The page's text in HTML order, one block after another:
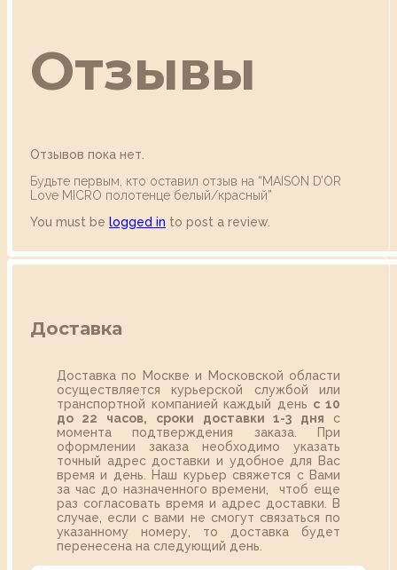
Отзывы
Отзывов пока нет.
Будьте первым, кто оставил отзыв на “MAISON D’OR
Love MICRO полотенце белый/красный”
You must be logged in to post a review.
Доставка
Доставка по Москве и Московской области
осуществляется курьерской службой или
транспортной компанией каждый день с 10
до 22 часов,
сроки доставки 1-3 дня с
момента подтверждения заказа. При
оформлении заказа необходимо указать
точный адрес доставки и удобное для Вас
время и день. Наш курьер свяжется с Вами
за час до назначенного времени, чтоб еще
раз согласовать время и адрес доставки. В
случае, если с вами не смогут связаться по
указанному номеру, то доставка будет
перенесена на следующий день.